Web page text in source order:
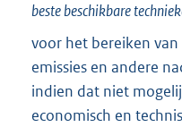
beste beschikbare
voor het bereiken
emissies en andere
indien dat niet
economisch en